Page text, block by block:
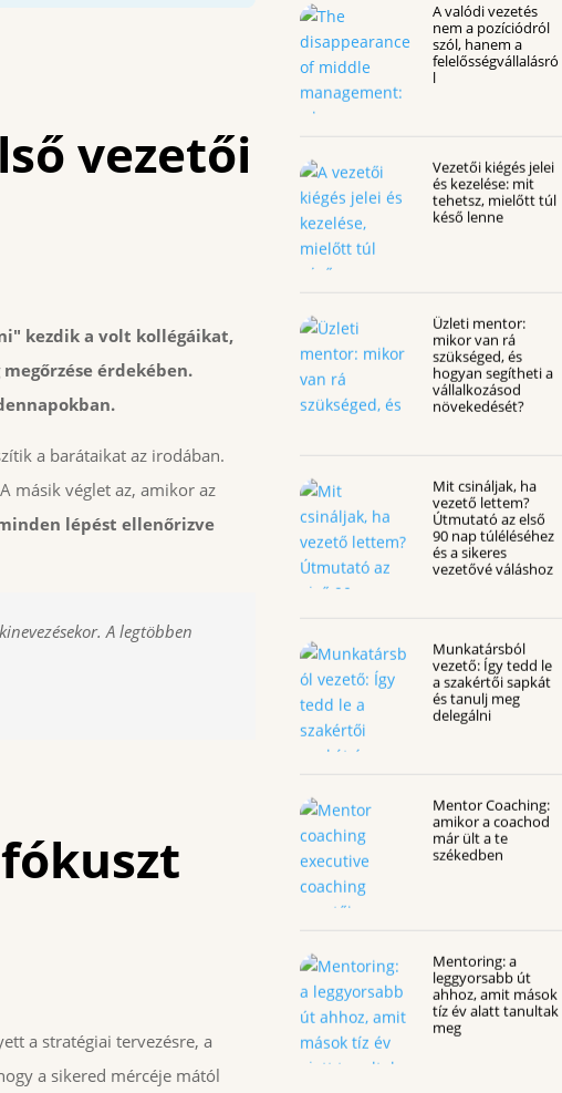
vezetői
kezdik a volt kollégáikat,
érdekében.
a barátaikat az irodában.
másik véglet az, amikor az
lépést ellenőrizve
A legtöbben
a stratégiai tervezésre, a
a sikered mércéje mától
A valódi vezetés
nem a pozíciódról
szól, hanem a
felelősségvállalásró
l
Vezetői kiégés jelei
és kezelése: mit
tehetsz, mielőtt túl
késő lenne
Üzleti mentor:
mikor van rá
szükséged, és
hogyan segítheti a
vállalkozásod
növekedését?
Mit csináljak, ha
vezető lettem?
Útmutató az első
90 nap túléléséhez
és a sikeres
vezetővé váláshoz
Munkatársból
vezető: Így tedd le
a szakértői sapkát
és tanulj meg
delegálni
Mentor Coaching:
amikor a coachod
már ült a te
székedben
Mentoring: a
leggyorsabb út
ahhoz, amit mások
tíz év alatt tanultak
meg